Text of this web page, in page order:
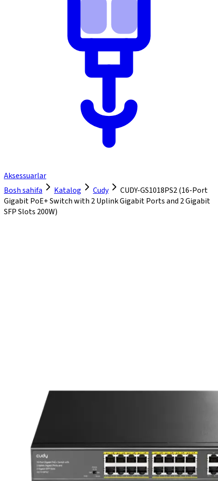
Aksessuarlar
Bosh sahifa
Katalog Cudy
CUDY-GS1018PS2 (16-Port
Gigabit PoE+ Switch with 2 Uplink Gigabit Ports and 2 Gigabit
SFP Slots 200W)